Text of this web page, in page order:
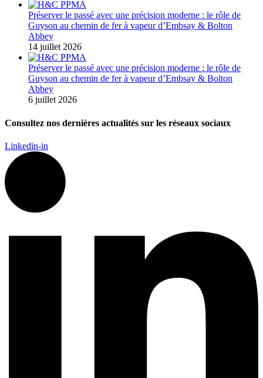
Préserver le passé avec une précision moderne : le rôle de
Guyson au chemin de fer à vapeur d’Embsay & Bolton
Abbey
14 juillet 2026
Préserver le passé avec une précision moderne : le rôle de
Guyson au chemin de fer à vapeur d’Embsay & Bolton
Abbey
6 juillet 2026
Consultez nos dernières actualités sur les réseaux sociaux
Linkedin-in